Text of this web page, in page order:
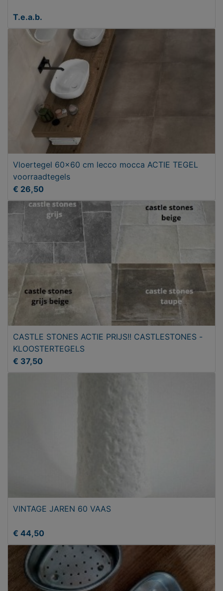
T.e.a.b.
Vloertegel 60x60 cm lecco mocca ACTIE TEGEL
voorraadtegels
€ 26,50
CASTLE STONES ACTIE PRIJS!! CASTLESTONES -
KLOOSTERTEGELS
€ 37,50
VINTAGE JAREN 60 VAAS
€ 44,50